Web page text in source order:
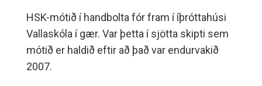
HSK-mótið í handbolta fór fram í íþróttahúsi
Vallaskóla í gær. Var þetta í sjötta skipti sem
mótið er haldið eftir að það var endurvakið
2007.